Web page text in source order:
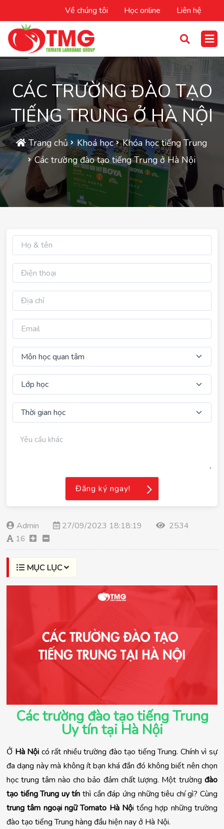
Về chúng tôi Học online Liên hệ
CÁC TRƯỜNG ĐÀO TẠO
TIẾNG TRUNG Ở HÀ NỘI
Trang chủ Khoá học
Khóa học tiếng Trung
Các trường đào tạo tiếng Trung ở Hà Nội
Admin 27/09/2023 18:18:19
2534
16
MỤC LỤC
Các trường đào tạo tiếng Trung
Uy tín tại Hà Nội
Ở Hà Nội có rất nhiều trường đào tạo tiếng Trung. Chính vì sự
đa dạng này mà không ít bạn khá đắn đó không biết nên chọn
học trung tâm nào cho bảo đảm chất lượng. Một trường đào
tạo tiếng Trung uy tín thì cần đáp ứng những tiêu chí gì? Cùng
trung tâm ngoại ngữ Tomato Hà Nội tổng hợp những trường
đào tạo tiếng Trung hàng đầu hiện nay ở Hà Nội.
Đăng ký ngay!